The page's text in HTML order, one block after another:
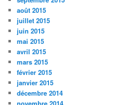
août 2015
juillet 2015
juin 2015
mai 2015
avril 2015
mars 2015
février 2015
janvier 2015
décembre 2014
novembre 2014